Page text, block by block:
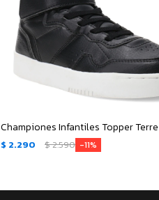
$ 2.290 $2.590 11